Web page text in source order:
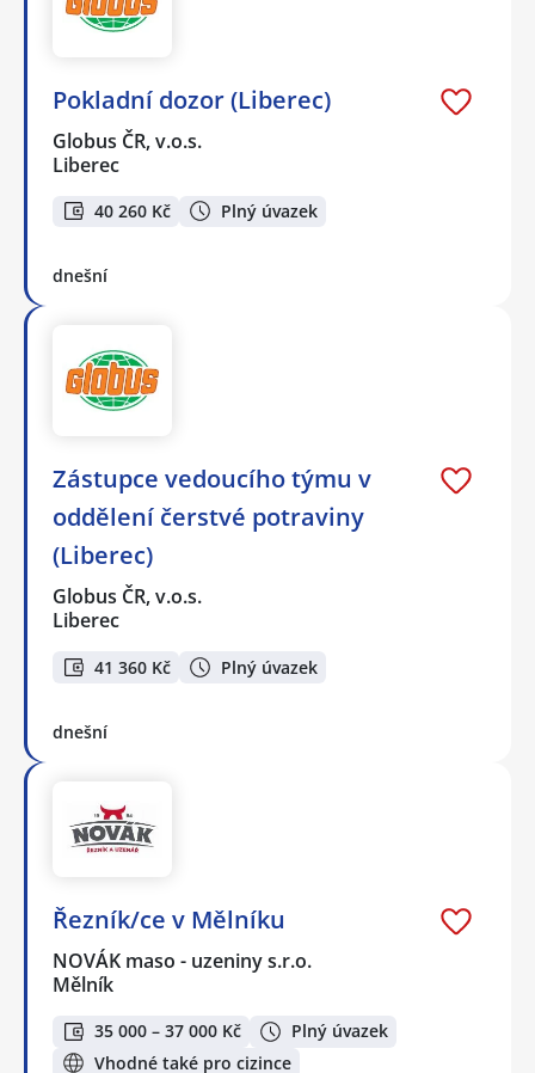
Pokladní dozor (Liberec)
Globus ČR, v.o.s.
Liberec
40 260 Kč Plný úvazek
dnešní
Zástupce vedoucího týmu v
oddělení čerstvé potraviny
(Liberec)
Globus ČR, v.o.s.
Liberec
41 360 Kč Plný úvazek
dnešní
Řezník/ce v Mělníku
NOVÁK maso - uzeniny s.r.o.
Mělník
35 000 – 37 000 Kč
Plný úvazek
Vhodné také pro cizince